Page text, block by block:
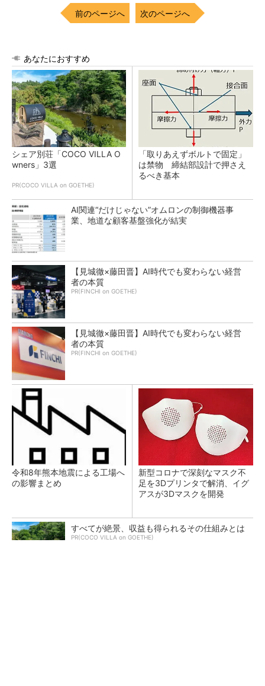
前のページへ 次のページへ
あなたにおすすめ
シェア別荘「COCO VILLA O
wners」3選
PR(COCO VILLA on GOETHE)
「取りあえずボルトで固定」
は禁物 締結部設計で押さえ
るべき基本
AI関連“だけじゃない”オムロンの制御機器事
業、地道な顧客基盤強化が結実
【見城徹×藤田晋】AI時代でも変わらない経営
者の本質
PR(FINCHI on GOETHE)
【見城徹×藤田晋】AI時代でも変わらない経営
者の本質
PR(FINCHI on GOETHE)
令和8年熊本地震による工場へ
の影響まとめ
新型コロナで深刻なマスク不
足を3Dプリンタで解消、イグ
アスが3Dマスクを開発
すべてが絶景、収益も得られるその仕組みとは
PR(COCO VILLA on GOETHE)